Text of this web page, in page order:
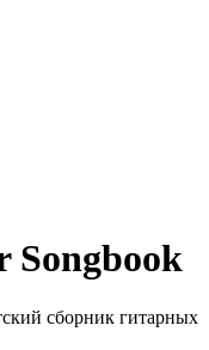
Songbook
сборник гитарных